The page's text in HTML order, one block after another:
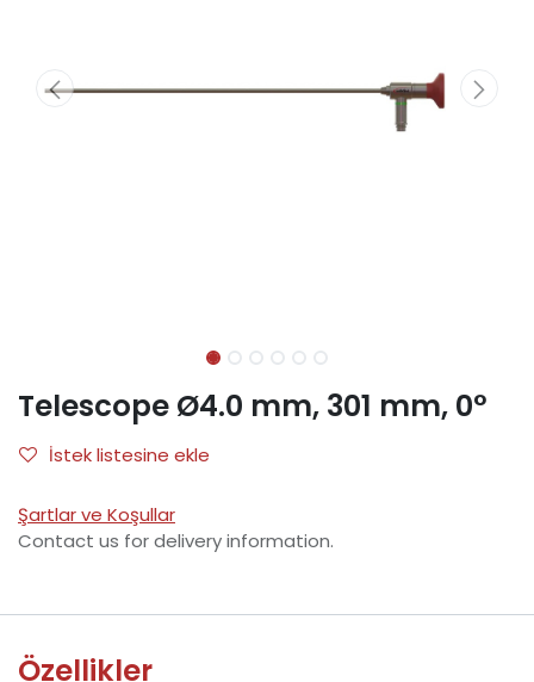
Telescope Ø4.0 mm, 301 mm, 0°
İstek listesine ekle
Şartlar ve Koşullar
Contact us for delivery information.
Özellikler